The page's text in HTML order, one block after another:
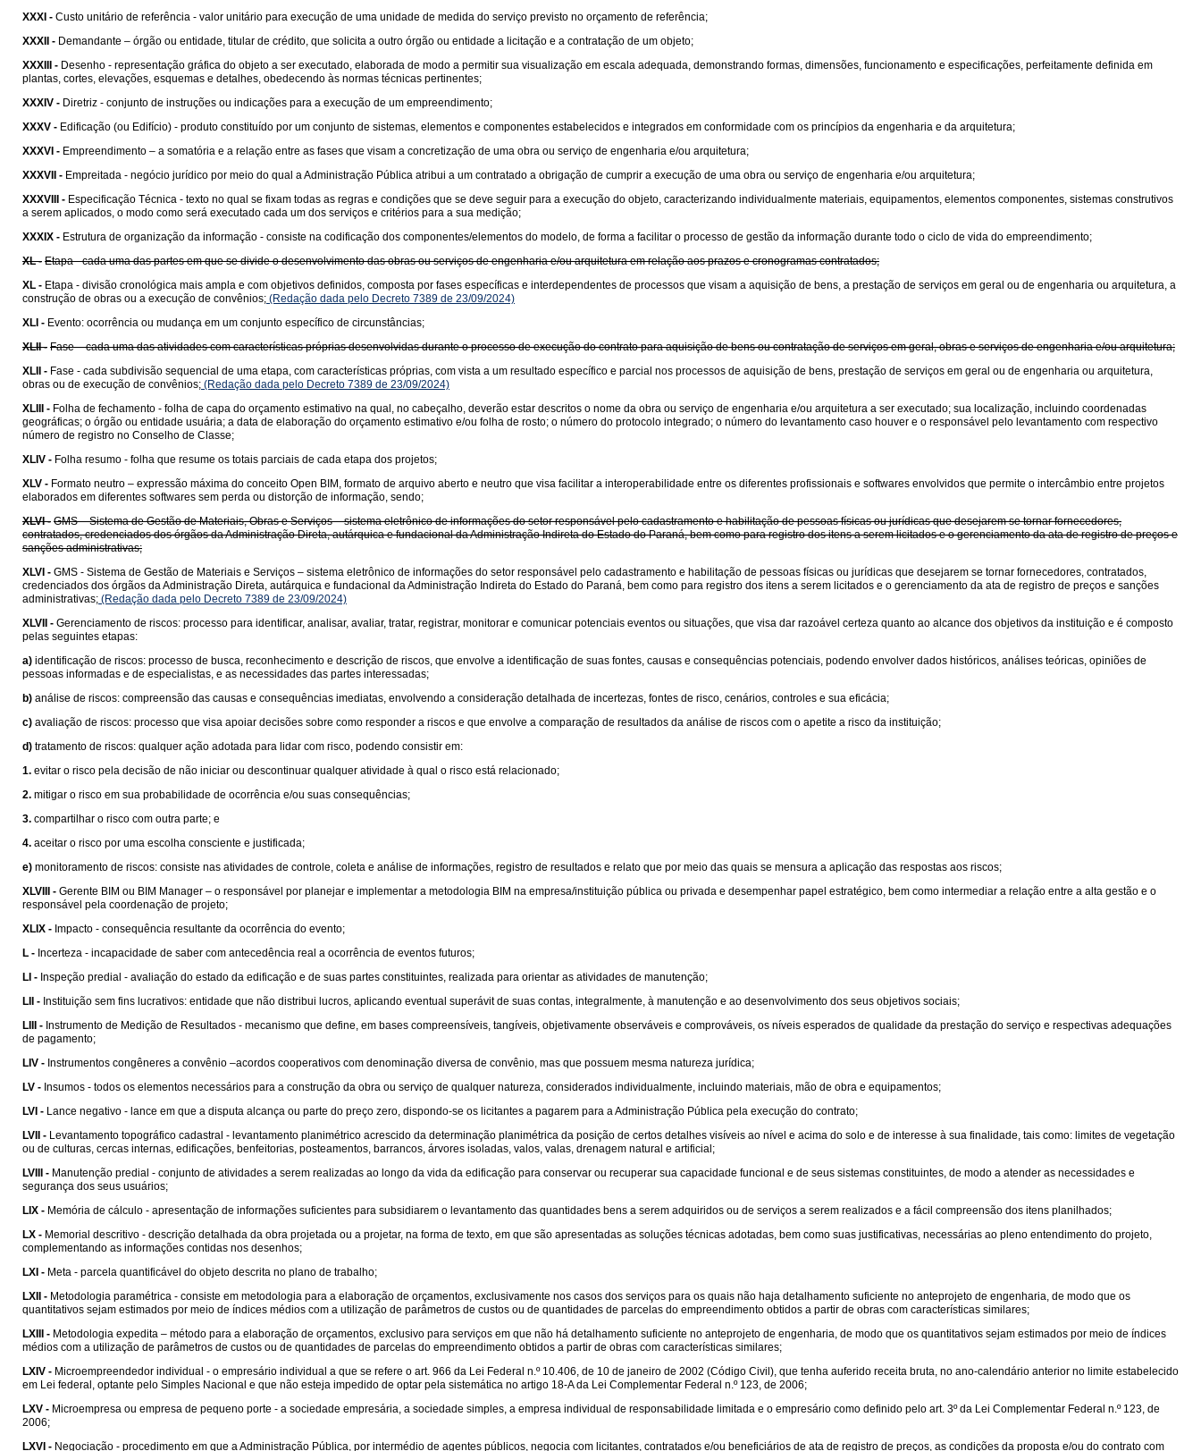
XXXI - Custo unitário de referência - valor unitário para execução de uma unidade de medida do serviço previsto no orçamento de referência;
XXXII - Demandante – órgão ou entidade, titular de crédito, que solicita a outro órgão ou entidade a licitação e a contratação de um objeto;
XXXIII - Desenho - representação gráfica do objeto a ser executado, elaborada de modo a permitir sua visualização em escala adequada, demonstrando formas, dimensões, funcionamento e especificações, perfeitamente definida em
plantas, cortes, elevações, esquemas e detalhes, obedecendo às normas técnicas pertinentes;
XXXIV - Diretriz - conjunto de instruções ou indicações para a execução de um empreendimento;
XXXV - Edificação (ou Edifício) - produto constituído por um conjunto de sistemas, elementos e componentes estabelecidos e integrados em conformidade com os princípios da engenharia e da arquitetura;
XXXVI - Empreendimento – a somatória e a relação entre as fases que visam a concretização de uma obra ou serviço de engenharia e/ou arquitetura;
XXXVII - Empreitada - negócio jurídico por meio do qual a Administração Pública atribui a um contratado a obrigação de cumprir a execução de uma obra ou serviço de engenharia e/ou arquitetura;
XXXVIII - Especificação Técnica - texto no qual se fixam todas as regras e condições que se deve seguir para a execução do objeto, caracterizando individualmente materiais, equipamentos, elementos componentes, sistemas construtivos
a serem aplicados, o modo como será executado cada um dos serviços e critérios para a sua medição;
XXXIX - Estrutura de organização da informação - consiste na codificação dos componentes/elementos do modelo, de forma a facilitar o processo de gestão da informação durante todo o ciclo de vida do empreendimento;
XL - Etapa - cada uma das partes em que se divide o desenvolvimento das obras ou serviços de engenharia e/ou arquitetura em relação aos prazos e cronogramas contratados;
XL - Etapa - divisão cronológica mais ampla e com objetivos definidos, composta por fases específicas e interdependentes de processos que visam a aquisição de bens, a prestação de serviços em geral ou de engenharia ou arquitetura, a
construção de obras ou a execução de convênios; (Redação dada pelo Decreto 7389 de 23/09/2024)
XLI - Evento: ocorrência ou mudança em um conjunto específico de circunstâncias;
XLII - Fase – cada uma das atividades com características próprias desenvolvidas durante o processo de execução do contrato para aquisição de bens ou contratação de serviços em geral, obras e serviços de engenharia e/ou arquitetura;
XLII - Fase - cada subdivisão sequencial de uma etapa, com características próprias, com vista a um resultado específico e parcial nos processos de aquisição de bens, prestação de serviços em geral ou de engenharia ou arquitetura,
obras ou de execução de convênios; (Redação dada pelo Decreto 7389 de 23/09/2024)
XLIII - Folha de fechamento - folha de capa do orçamento estimativo na qual, no cabeçalho, deverão estar descritos o nome da obra ou serviço de engenharia e/ou arquitetura a ser executado; sua localização, incluindo coordenadas
geográficas; o órgão ou entidade usuária; a data de elaboração do orçamento estimativo e/ou folha de rosto; o número do protocolo integrado; o número do levantamento caso houver e o responsável pelo levantamento com respectivo
número de registro no Conselho de Classe;
XLIV - Folha resumo - folha que resume os totais parciais de cada etapa dos projetos;
XLV - Formato neutro – expressão máxima do conceito Open BIM, formato de arquivo aberto e neutro que visa facilitar a interoperabilidade entre os diferentes profissionais e softwares envolvidos que permite o intercâmbio entre projetos
elaborados em diferentes softwares sem perda ou distorção de informação, sendo;
XLVI - GMS – Sistema de Gestão de Materiais, Obras e Serviços – sistema eletrônico de informações do setor responsável pelo cadastramento e habilitação de pessoas físicas ou jurídicas que desejarem se tornar fornecedores,
contratados, credenciados dos órgãos da Administração Direta, autárquica e fundacional da Administração Indireta do Estado do Paraná, bem como para registro dos itens a serem licitados e o gerenciamento da ata de registro de preços e
sanções administrativas;
XLVI - GMS - Sistema de Gestão de Materiais e Serviços – sistema eletrônico de informações do setor responsável pelo cadastramento e habilitação de pessoas físicas ou jurídicas que desejarem se tornar fornecedores, contratados,
credenciados dos órgãos da Administração Direta, autárquica e fundacional da Administração Indireta do Estado do Paraná, bem como para registro dos itens a serem licitados e o gerenciamento da ata de registro de preços e sanções
administrativas; (Redação dada pelo Decreto 7389 de 23/09/2024)
XLVII - Gerenciamento de riscos: processo para identificar, analisar, avaliar, tratar, registrar, monitorar e comunicar potenciais eventos ou situações, que visa dar razoável certeza quanto ao alcance dos objetivos da instituição e é composto
pelas seguintes etapas:
a) identificação de riscos: processo de busca, reconhecimento e descrição de riscos, que envolve a identificação de suas fontes, causas e consequências potenciais, podendo envolver dados históricos, análises teóricas, opiniões de
pessoas informadas e de especialistas, e as necessidades das partes interessadas;
b) análise de riscos: compreensão das causas e consequências imediatas, envolvendo a consideração detalhada de incertezas, fontes de risco, cenários, controles e sua eficácia;
c) avaliação de riscos: processo que visa apoiar decisões sobre como responder a riscos e que envolve a comparação de resultados da análise de riscos com o apetite a risco da instituição;
d) tratamento de riscos: qualquer ação adotada para lidar com risco, podendo consistir em:
1. evitar o risco pela decisão de não iniciar ou descontinuar qualquer atividade à qual o risco está relacionado;
2. mitigar o risco em sua probabilidade de ocorrência e/ou suas consequências;
3. compartilhar o risco com outra parte; e
4. aceitar o risco por uma escolha consciente e justificada;
e) monitoramento de riscos: consiste nas atividades de controle, coleta e análise de informações, registro de resultados e relato que por meio das quais se mensura a aplicação das respostas aos riscos;
XLVIII - Gerente BIM ou BIM Manager – o responsável por planejar e implementar a metodologia BIM na empresa/instituição pública ou privada e desempenhar papel estratégico, bem como intermediar a relação entre a alta gestão e o
responsável pela coordenação de projeto;
XLIX - Impacto - consequência resultante da ocorrência do evento;
L - Incerteza - incapacidade de saber com antecedência real a ocorrência de eventos futuros;
LI - Inspeção predial - avaliação do estado da edificação e de suas partes constituintes, realizada para orientar as atividades de manutenção;
LII - Instituição sem fins lucrativos: entidade que não distribui lucros, aplicando eventual superávit de suas contas, integralmente, à manutenção e ao desenvolvimento dos seus objetivos sociais;
LIII - Instrumento de Medição de Resultados - mecanismo que define, em bases compreensíveis, tangíveis, objetivamente observáveis e comprováveis, os níveis esperados de qualidade da prestação do serviço e respectivas adequações
de pagamento;
LIV - Instrumentos congêneres a convênio –acordos cooperativos com denominação diversa de convênio, mas que possuem mesma natureza jurídica;
LV - Insumos - todos os elementos necessários para a construção da obra ou serviço de qualquer natureza, considerados individualmente, incluindo materiais, mão de obra e equipamentos;
LVI - Lance negativo - lance em que a disputa alcança ou parte do preço zero, dispondo-se os licitantes a pagarem para a Administração Pública pela execução do contrato;
LVII - Levantamento topográfico cadastral - levantamento planimétrico acrescido da determinação planimétrica da posição de certos detalhes visíveis ao nível e acima do solo e de interesse à sua finalidade, tais como: limites de vegetação
ou de culturas, cercas internas, edificações, benfeitorias, posteamentos, barrancos, árvores isoladas, valos, valas, drenagem natural e artificial;
LVIII - Manutenção predial - conjunto de atividades a serem realizadas ao longo da vida da edificação para conservar ou recuperar sua capacidade funcional e de seus sistemas constituintes, de modo a atender as necessidades e
segurança dos seus usuários;
LIX - Memória de cálculo - apresentação de informações suficientes para subsidiarem o levantamento das quantidades bens a serem adquiridos ou de serviços a serem realizados e a fácil compreensão dos itens planilhados;
LX - Memorial descritivo - descrição detalhada da obra projetada ou a projetar, na forma de texto, em que são apresentadas as soluções técnicas adotadas, bem como suas justificativas, necessárias ao pleno entendimento do projeto,
complementando as informações contidas nos desenhos;
LXI - Meta - parcela quantificável do objeto descrita no plano de trabalho;
LXII - Metodologia paramétrica - consiste em metodologia para a elaboração de orçamentos, exclusivamente nos casos dos serviços para os quais não haja detalhamento suficiente no anteprojeto de engenharia, de modo que os
quantitativos sejam estimados por meio de índices médios com a utilização de parâmetros de custos ou de quantidades de parcelas do empreendimento obtidos a partir de obras com características similares;
LXIII - Metodologia expedita – método para a elaboração de orçamentos, exclusivo para serviços em que não há detalhamento suficiente no anteprojeto de engenharia, de modo que os quantitativos sejam estimados por meio de índices
médios com a utilização de parâmetros de custos ou de quantidades de parcelas do empreendimento obtidos a partir de obras com características similares;
LXIV - Microempreendedor individual - o empresário individual a que se refere o art. 966 da Lei Federal n.º 10.406, de 10 de janeiro de 2002 (Código Civil), que tenha auferido receita bruta, no ano-calendário anterior no limite estabelecido
em Lei federal, optante pelo Simples Nacional e que não esteja impedido de optar pela sistemática no artigo 18-A da Lei Complementar Federal n.º 123, de 2006;
LXV - Microempresa ou empresa de pequeno porte - a sociedade empresária, a sociedade simples, a empresa individual de responsabilidade limitada e o empresário como definido pelo art. 3º da Lei Complementar Federal n.º 123, de
2006;
LXVI - Negociação - procedimento em que a Administração Pública, por intermédio de agentes públicos, negocia com licitantes, contratados e/ou beneficiários de ata de registro de preços, as condições da proposta e/ou do contrato com